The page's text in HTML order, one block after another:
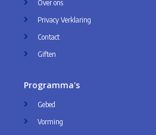
Over ons
Privacy Verklaring
Contact
Giften
Programma's
Gebed
Vorming